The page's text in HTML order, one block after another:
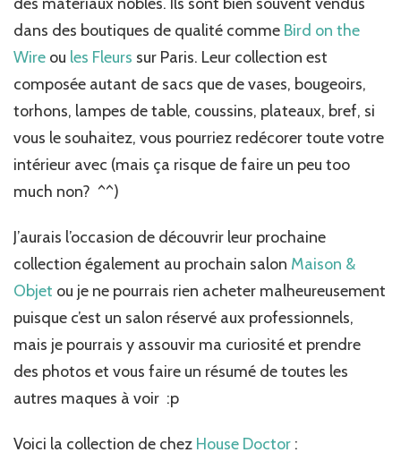
dans des boutiques de qualité comme Bird on the
Wire ou les Fleurs sur Paris. Leur collection est
composée autant de sacs que de vases, bougeoirs,
torhons, lampes de table, coussins, plateaux, bref, si
vous le souhaitez, vous pourriez redécorer toute votre
intérieur avec (mais ça risque de faire un peu too
much non? ^^)
J’aurais l’occasion de découvrir leur prochaine
collection également au prochain salon Maison &
Objet ou je ne pourrais rien acheter malheureusement
puisque c’est un salon réservé aux professionnels,
mais je pourrais y assouvir ma curiosité et prendre
des photos et vous faire un résumé de toutes les
autres maques à voir :p
Voici la collection de chez House Doctor :